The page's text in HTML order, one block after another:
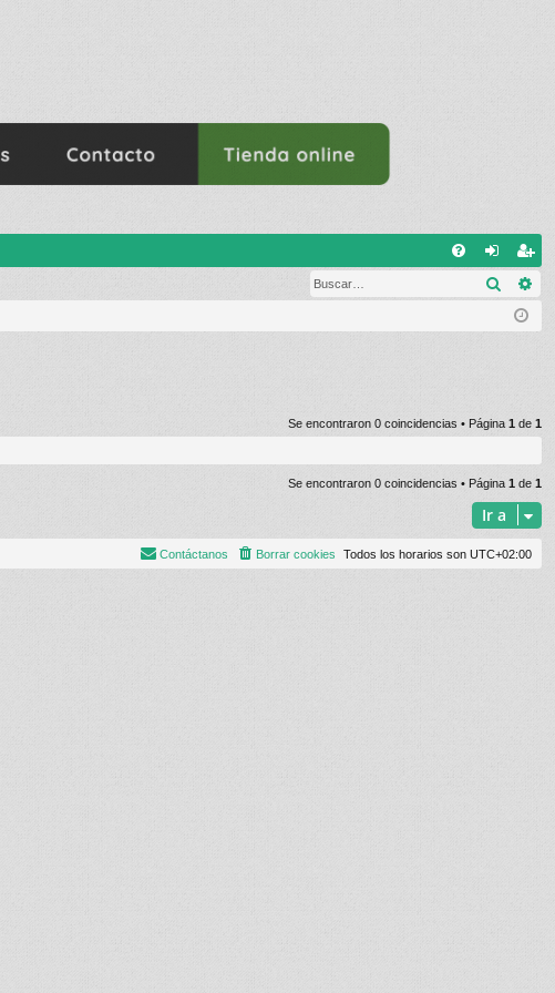
de
se
eg
ist
Buscar
Se encontraron 0 coincidencias • Página 1 de 1
Se encontraron 0 coincidencias • Página 1 de 1
Ir a
Todos los horarios son UTC+02:00
Borrar cookies
Contáctanos